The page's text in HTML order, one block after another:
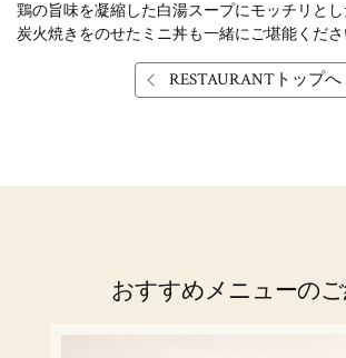
鶏の旨味を凝縮した白湯スープにモッチリとし
炭火焼きをのせたミニ丼も一緒にご堪能くださ
RESTAURANTトップへ
おすすめメニューの